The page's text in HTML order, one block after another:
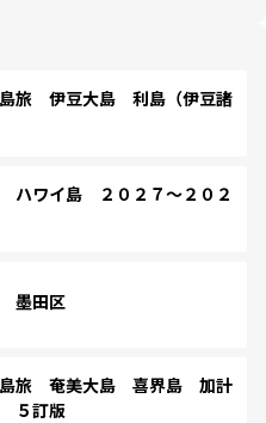
旅 伊豆大島 利島（伊豆諸
ワイ島 ２０２７～２０２
墨田区
旅 奄美大島 喜界島 加計
５訂版